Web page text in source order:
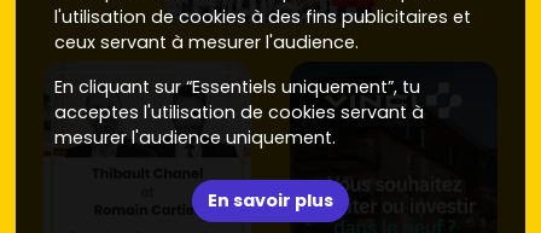
Prix d'achat
Neuf: à Châtillon, compte en moyenne entre
et 11 500 €/m²selon lequartier, l'étage, l'extérieur et
la qualité des prestations.
Ancien
: le parc ancien se situe plutôt entre
, avec des écarts selon l'état, l'année de
construction et la proximité des stations.
l'utilisation de cookies à des fins publicitaires et
ceux servant à mesurer l'audience.
En cliquant sur “Essentiels uniquement”, tu
acceptes l'utilisation de cookies servant à
mesurer l'audience uniquement.
En savoir plus